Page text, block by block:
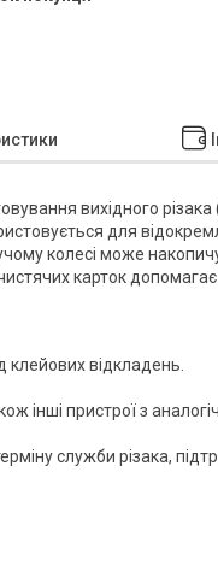
вихідного різака
для
колесі може
карток
клейових відкладень.
інші пристрої з
служби різака,